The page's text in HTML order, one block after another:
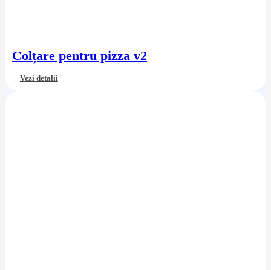
Colțare pentru pizza v2
Vezi detalii